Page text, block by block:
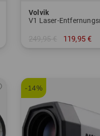
Volvik
V1 Laser-
249,95 € 119,95 €
-14%